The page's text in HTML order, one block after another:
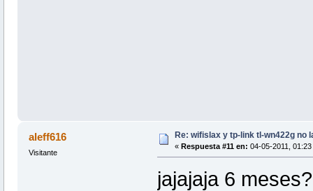
aleff616
Visitante
Re: wifislax y tp-link tl-wn422g no
« Respuesta #11 en: 04-05-2011,
jajajaja 6